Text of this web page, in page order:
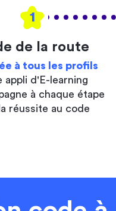
1
de la route
à tous les profils
appli d'E-learning
à chaque étape
réussite au code